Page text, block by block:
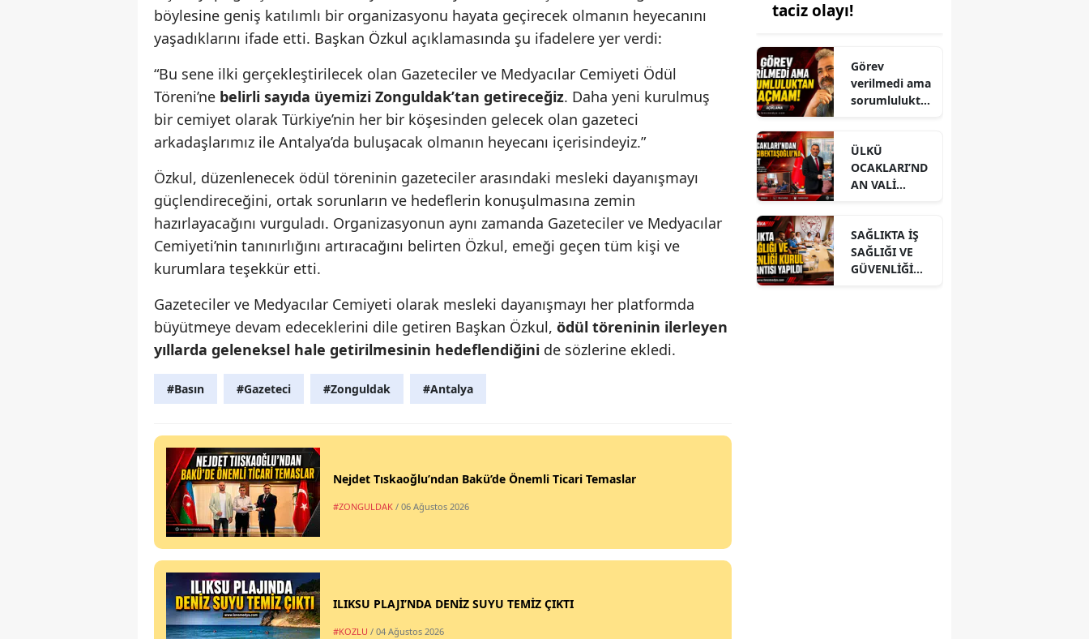
böylesine geniş katılımlı bir organizasyonu hayata geçirecek olmanın heyecanını
yaşadıklarını ifade etti. Başkan Özkul açıklamasında şu ifadelere yer verdi:
“Bu sene ilki gerçekleştirilecek olan Gazeteciler ve Medyacılar Cemiyeti Ödül
Töreni’ne belirli sayıda üyemizi Zonguldak’tan getireceğiz. Daha yeni kurulmuş
bir cemiyet olarak Türkiye’nin her bir köşesinden gelecek olan gazeteci
arkadaşlarımız ile Antalya’da buluşacak olmanın heyecanı içerisindeyiz.”
Özkul, düzenlenecek ödül töreninin gazeteciler arasındaki mesleki dayanışmayı
güçlendireceğini, ortak sorunların ve hedeflerin konuşulmasına zemin
hazırlayacağını vurguladı. Organizasyonun aynı zamanda Gazeteciler ve Medyacılar
Cemiyeti’nin tanınırlığını artıracağını belirten Özkul, emeği geçen tüm kişi ve
kurumlara teşekkür etti.
Gazeteciler ve Medyacılar Cemiyeti olarak mesleki dayanışmayı her platformda
büyütmeye devam edeceklerini dile getiren Başkan Özkul, ödül töreninin ilerleyen
yıllarda geleneksel hale getirilmesinin hedeflendiğini de sözlerine ekledi.
#Basın #Gazeteci #Zonguldak #Antalya
Nejdet Tıskaoğlu’ndan Bakü’de Önemli Ticari Temaslar
#ZONGULDAK / 06 Ağustos 2026
ILIKSU PLAJI’NDA DENİZ SUYU TEMİZ ÇIKTI
#KOZLU / 04 Ağustos 2026
taciz olayı!
Görev
verilmedi ama
sorumlulukta
ÜLKÜ
OCAKLARI’ND
AN VALİ
ZİYARET
SAĞLIKTA İŞ
SAĞLIĞI VE
GÜVENLİĞİ